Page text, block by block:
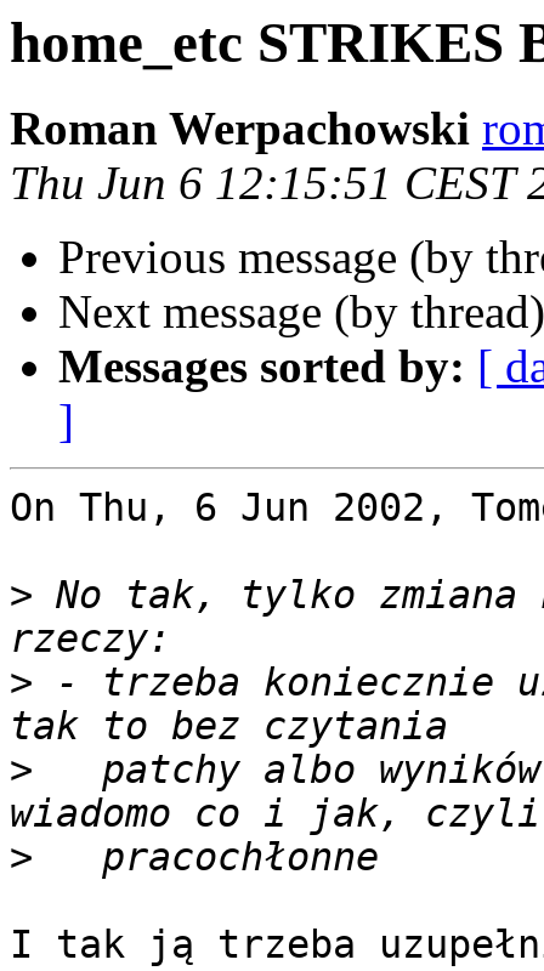
home_etc STRIKES
Roman Werpachowski
Thu Jun 6 12:15:51 CEST
Previous message (by
Next message (by
Messages sorted by: [
]
On Thu, 6 Jun 2002,
> No tak, tylko zmiana
> - trzeba koniecznie
>
patchy albo
>
I tak ją trzeba